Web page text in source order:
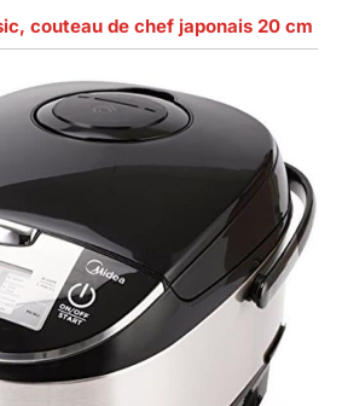
couteau de chef japonais 20 cm